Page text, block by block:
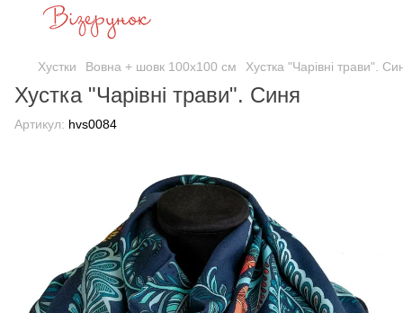
Хустки Вовна + шовк 100х100 см Хустка "Чарівні трави".
Хустка "Чарівні трави". Синя
Артикул: hvs0084